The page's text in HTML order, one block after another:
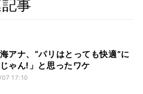
事
アナ、“パリはとっても快適”に
じゃん!」と思ったワケ
17:10